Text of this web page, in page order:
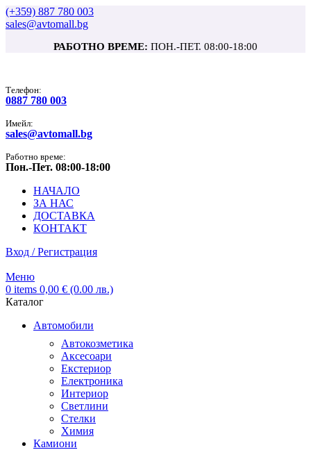
(+359) 887 780 003
sales@avtomall.bg
РАБОТНО ВРЕМЕ: ПОН.-ПЕТ. 08:00-18:00
Tелефон:
0887 780 003
Имейл:
sales@avtomall.bg
Работно време:
Пон.-Пет. 08:00-18:00
НАЧАЛО
ЗА НАС
ДОСТАВКА
КОНТАКТ
Вход / Регистрация
Меню
0 items 0,00 € (0.00 лв.)
Каталог
Автомобили
Автокозметика
Аксесоари
Екстериор
Електроника
Интериор
Светлини
Стелки
Химия
Камиони